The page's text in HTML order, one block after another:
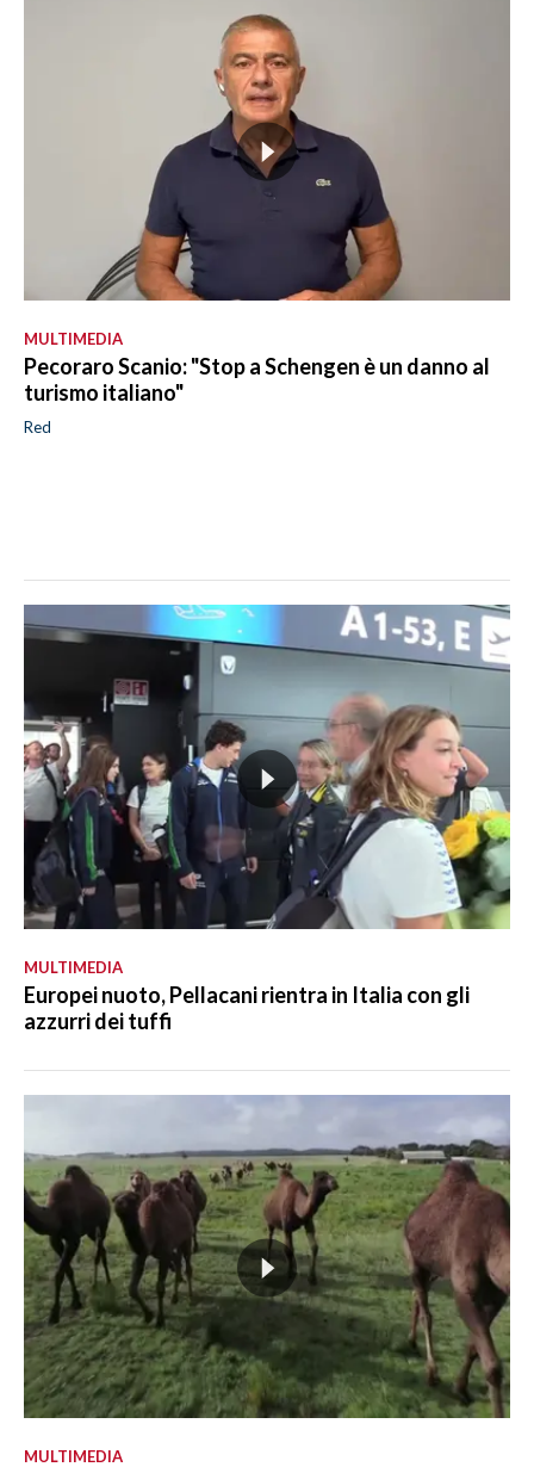
MULTIMEDIA
Pecoraro Scanio: "Stop a Schengen è un danno al
turismo italiano"
Red
MULTIMEDIA
Europei nuoto, Pellacani rientra in Italia con gli
azzurri dei tuffi
MULTIMEDIA